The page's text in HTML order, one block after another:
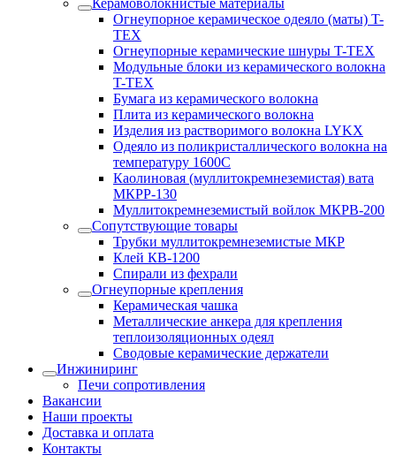
Керамоволокнистые материалы
Огнеупорное керамическое одеяло (маты) T-
TEX
Огнеупорные керамические шнуры T-TEX
Модульные блоки из керамического волокна
T-TEX
Бумага из керамического волокна
Плита из керамического волокна
Изделия из растворимого волокна LYKX
Одеяло из поликристаллического волокна на
температуру 1600С
Каолиновая (муллитокремнеземистая) вата
МКРР-130
Муллитокремнеземистый войлок МКРВ-200
Сопутствующие товары
Трубки муллитокремнеземистые МКР
Клей КВ-1200
Спирали из фехрали
Огнеупорные крепления
Керамическая чашка
Металлические анкера для крепления
теплоизоляционных одеял
Сводовые керамические держатели
Инжиниринг
Печи сопротивления
Вакансии
Наши проекты
Доставка и оплата
Контакты